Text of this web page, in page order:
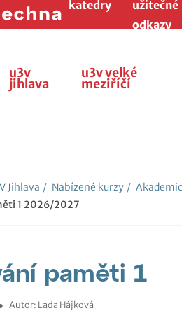
katedry
užitečné
odkazy
u3v
jihlava
u3v velké
meziříčí
Jihlava / Nabízené kurzy /
1 2026/2027
paměti 1
Autor: Lada Hájková